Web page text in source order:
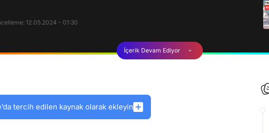
12.05.2024 - 01:30
İçerik Devam Ediyor
tercih edilen kaynak olarak ekleyin